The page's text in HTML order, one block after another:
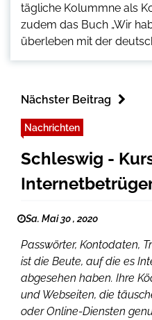
tägliche Kolummne als
zudem das Buch „Wir
überleben mit der
Nächster Beitrag
Nachrichten
Schleswig -
Sa. Mai 30 , 2020
Passwörter, Kontodaten,
ist die Beute, auf die es
abgesehen haben. Ihre
und Webseiten, die
oder Online-Diensten